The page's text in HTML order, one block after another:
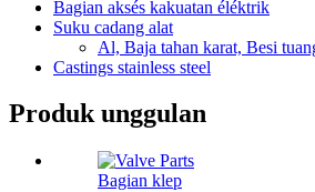
Bagian aksés kakuatan éléktrik
Suku cadang alat
Al, Baja tahan karat, Besi
Castings stainless steel
Produk unggulan
Bagian klep